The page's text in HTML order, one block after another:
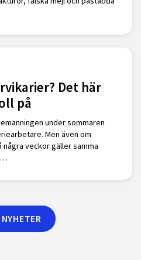
Det här
på
under sommaren
Men även om
några veckor gäller samma
…